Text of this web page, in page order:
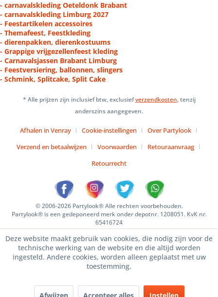
- carnavalskleding Oeteldonk Brabant
- carnavalskleding Limburg 2027
- Feestartikelen accessoires
- Themafeest, Feestkleding
- dierenpakken, dierenkostuums
- Grappige vrijgezellenfeest kleding
- Carnavalsjassen Brabant Limburg
- Feestversiering, ballonnen, slingers
- Schmink, Splitcake, Split Cake
* Alle prijzen zijn inclusief btw, exclusiefverzendkosten, tenzij
anderszins aangegeven.
Afhalen in Venray Cookie-instellingen
Over Partylook
Verzend en betaalwijzen
Voorwaarden
Retouraanvraag
Retourrecht
© 2006-2026 Partylook® Alle rechten voorbehouden.
Partylook® is een gedeponeerd merk onder depotnr. 1208051. KvK nr.
65416724
Deze website maakt gebruik van cookies, die nodig zijn voor de
technische werking van de website en die altijd worden
ingesteld. Andere cookies, worden alleen geplaatst met uw
toestemming.